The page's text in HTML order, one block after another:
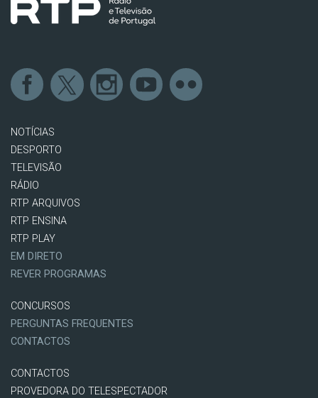
NOTÍCIAS
DESPORTO
TELEVISÃO
RÁDIO
RTP ARQUIVOS
RTP ENSINA
RTP PLAY
EM DIRETO
REVER PROGRAMAS
CONCURSOS
PERGUNTAS FREQUENTES
CONTACTOS
CONTACTOS
PROVEDORA DO TELESPECTADOR